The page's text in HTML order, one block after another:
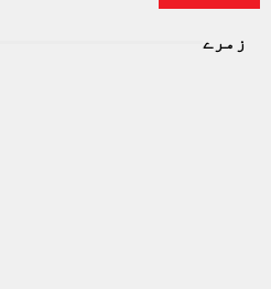
زمرے